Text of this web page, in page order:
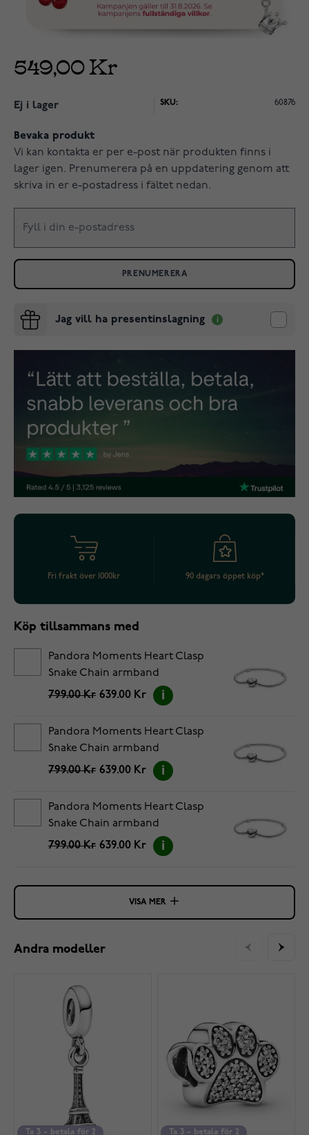
549,00 Kr
Ej i lager SKU: 60876
Bevaka produkt
Vi kan kontakta er per e-post när produkten finns i
lager igen. Prenumerera på en uppdatering genom att
skriva in er e-postadress i fältet nedan.
PRENUMERERA
Jag vill ha presentinslagning
Fri frakt över 1000kr 90 dagars öppet köp*
Köp tillsammans med
Pandora Moments Heart Clasp
Snake Chain armband
5594594C00-18
799.00 Kr 639.00 Kr
Pandora Moments Heart Clasp
Snake Chain armband
5594594C00-19
799.00 Kr 639.00 Kr
Pandora Moments Heart Clasp
Snake Chain armband
5594594C00-20
799.00 Kr 639.00 Kr
VISA MER
Andra modeller
Ta 3 – betala för 2 Ta 3 – betala för 2